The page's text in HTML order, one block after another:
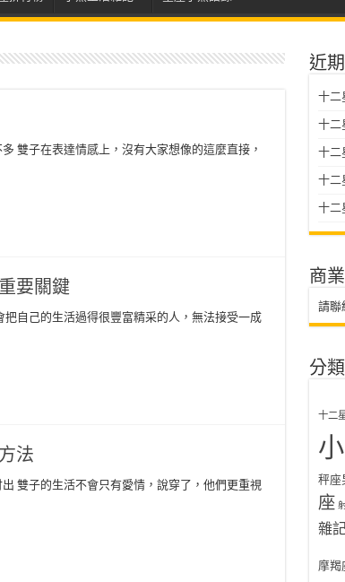
雙子在表達情感上，沒有大家想像的這麼直接，
要關鍵
自己的生活過得很豐富精采的人，無法接受一成
法
雙子的生活不會只有愛情，說穿了，他們更重視
近
十二
十二
十二
十二
十二
商
請聯
分類
十二
秤座
座
雜
摩羯